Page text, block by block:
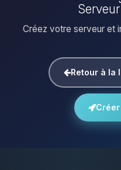
Créez votre serveur et
Retour à la